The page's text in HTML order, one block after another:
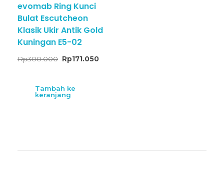
evomab Ring Kunci
Bulat Escutcheon
Klasik Ukir Antik Gold
Kuningan E5-02
Rp300.000 Rp171.050
Tambah ke
keranjang